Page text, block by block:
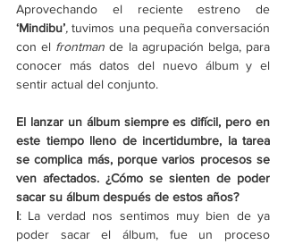
‘Mindibu’, tuvimos una pequeña conversación
con el frontman de la agrupación belga, para
conocer más datos del nuevo álbum y el
sentir actual del conjunto.
El lanzar un álbum siempre es difícil, pero en
este tiempo lleno de incertidumbre, la tarea
se complica más, porque varios procesos se
ven afectados. ¿Cómo se sienten de poder
sacar su álbum después de estos años?
I: La verdad nos sentimos muy bien de ya
poder sacar el álbum, fue un proceso